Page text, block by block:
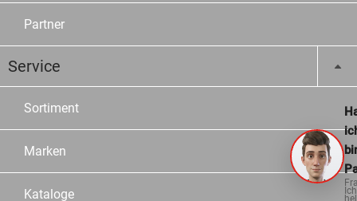
Partner
Service
Sortiment
Marken
Kataloge Ich